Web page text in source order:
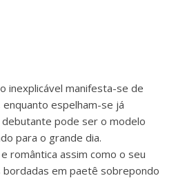
inexplicável manifesta-se de
espelham-se já
pode ser o modelo
para o grande dia.
romântica assim como o seu
bordadas em paetê sobrepondo